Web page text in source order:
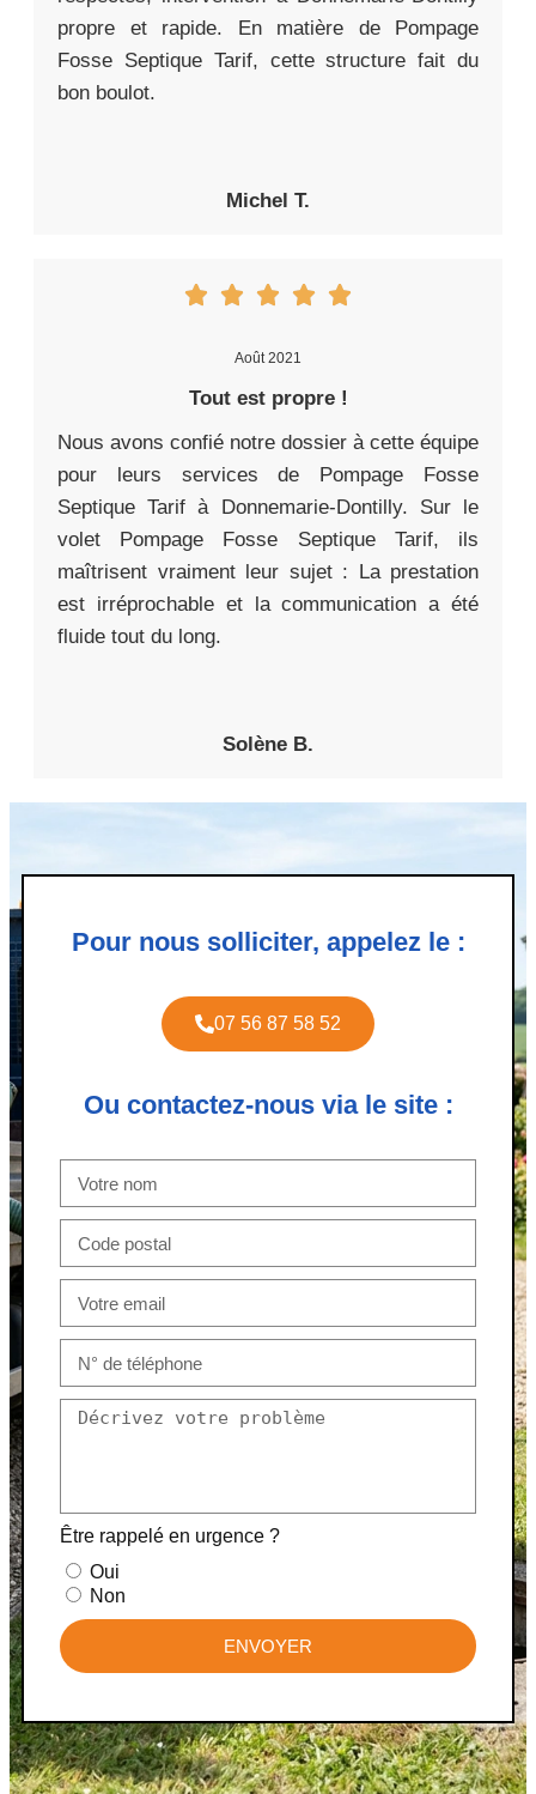
propre et rapide. En matière de Pompage
Fosse Septique Tarif, cette structure fait du
bon boulot.
Michel T.
Août 2021
Tout est propre !
Nous avons confié notre dossier à cette équipe
pour leurs services de Pompage Fosse
Septique Tarif à Donnemarie-Dontilly. Sur le
volet Pompage Fosse Septique Tarif, ils
maîtrisent vraiment leur sujet : La prestation
est irréprochable et la communication a été
fluide tout du long.
Solène B.
Pour nous solliciter, appelez le :
07 56 87 58 52
Ou contactez-nous via le site :
Être rappelé en urgence ?
Oui
Non
ENVOYER